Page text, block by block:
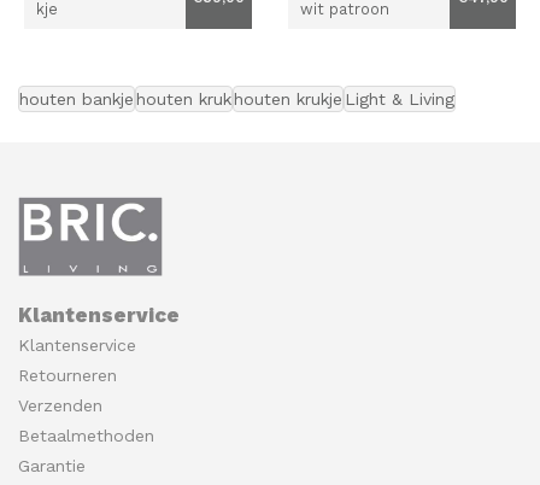
kje
wit patroon
houten bankje houten krukhouten krukje Light & Living
Klantenservice
Klantenservice
Retourneren
Verzenden
Betaalmethoden
Garantie